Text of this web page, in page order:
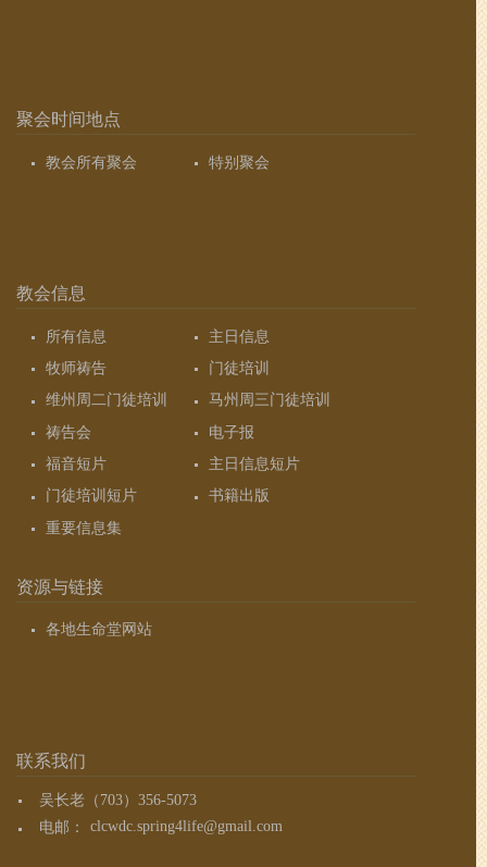
聚会时间地点
教会所有聚会 特别聚会
教会信息
所有信息
主日信息
牧师祷告
门徒培训
维州周二门徒培训
马州周三门徒培训
祷告会
电子报
福音短片
主日信息短片
门徒培训短片
书籍出版
重要信息集
资源与链接
各地生命堂网站
联系我们
吴长老（703）356-5073
电邮：
clcwdc.spring4life@gmail.com